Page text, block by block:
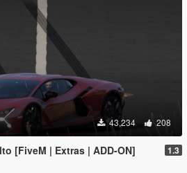
43,234 208
[FiveM | Extras | ADD-ON] 1.3